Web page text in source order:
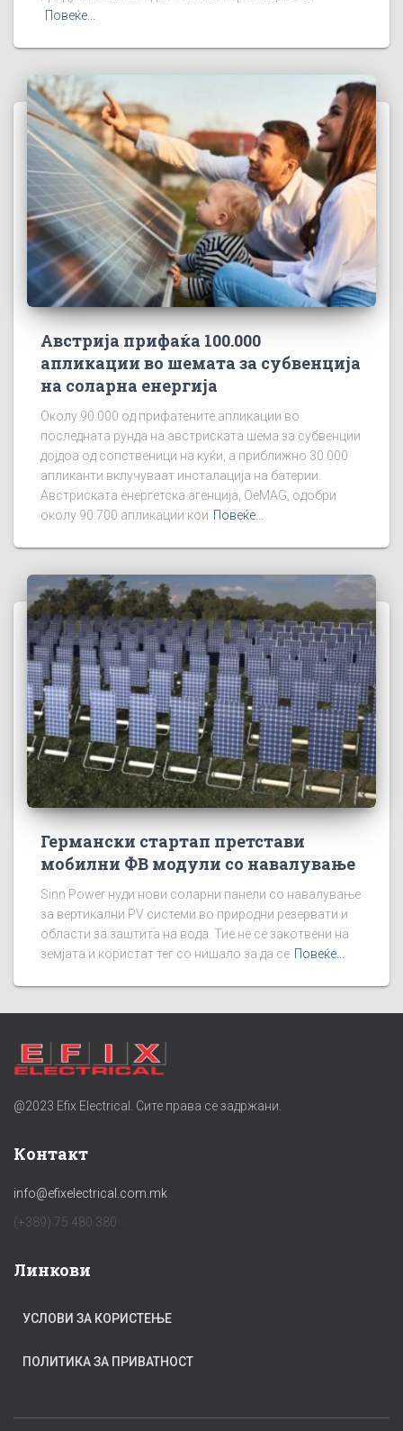
Повеќе...
Австрија прифаќа 100.000
апликации во шемата за субвенција
на соларна енергија
Околу 90.000 од прифатените апликации во
последната рунда на австриската шема за субвенции
дојдоа од сопственици на куќи, а приближно 30.000
апликанти вклучуваат инсталација на батерии.
Австриската енергетска агенција, OeMAG, одобри
околу 90.700 апликации кои Повеќе...
Германски стартап претстави
мобилни ФВ модули со навалување
Sinn Power нуди нови соларни панели со навалување
за вертикални PV системи во природни резервати и
области за заштита на вода. Тие не се закотвени на
земјата и користат тег со нишало за да се Повеќе...
@2023 Efix Electrical. Сите права се задржани.
Контакт
info@efixelectrical.com.mk
(+389) 75 480 380
Линкови
УСЛОВИ ЗА КОРИСТЕЊЕ
ПОЛИТИКА ЗА ПРИВАТНОСТ